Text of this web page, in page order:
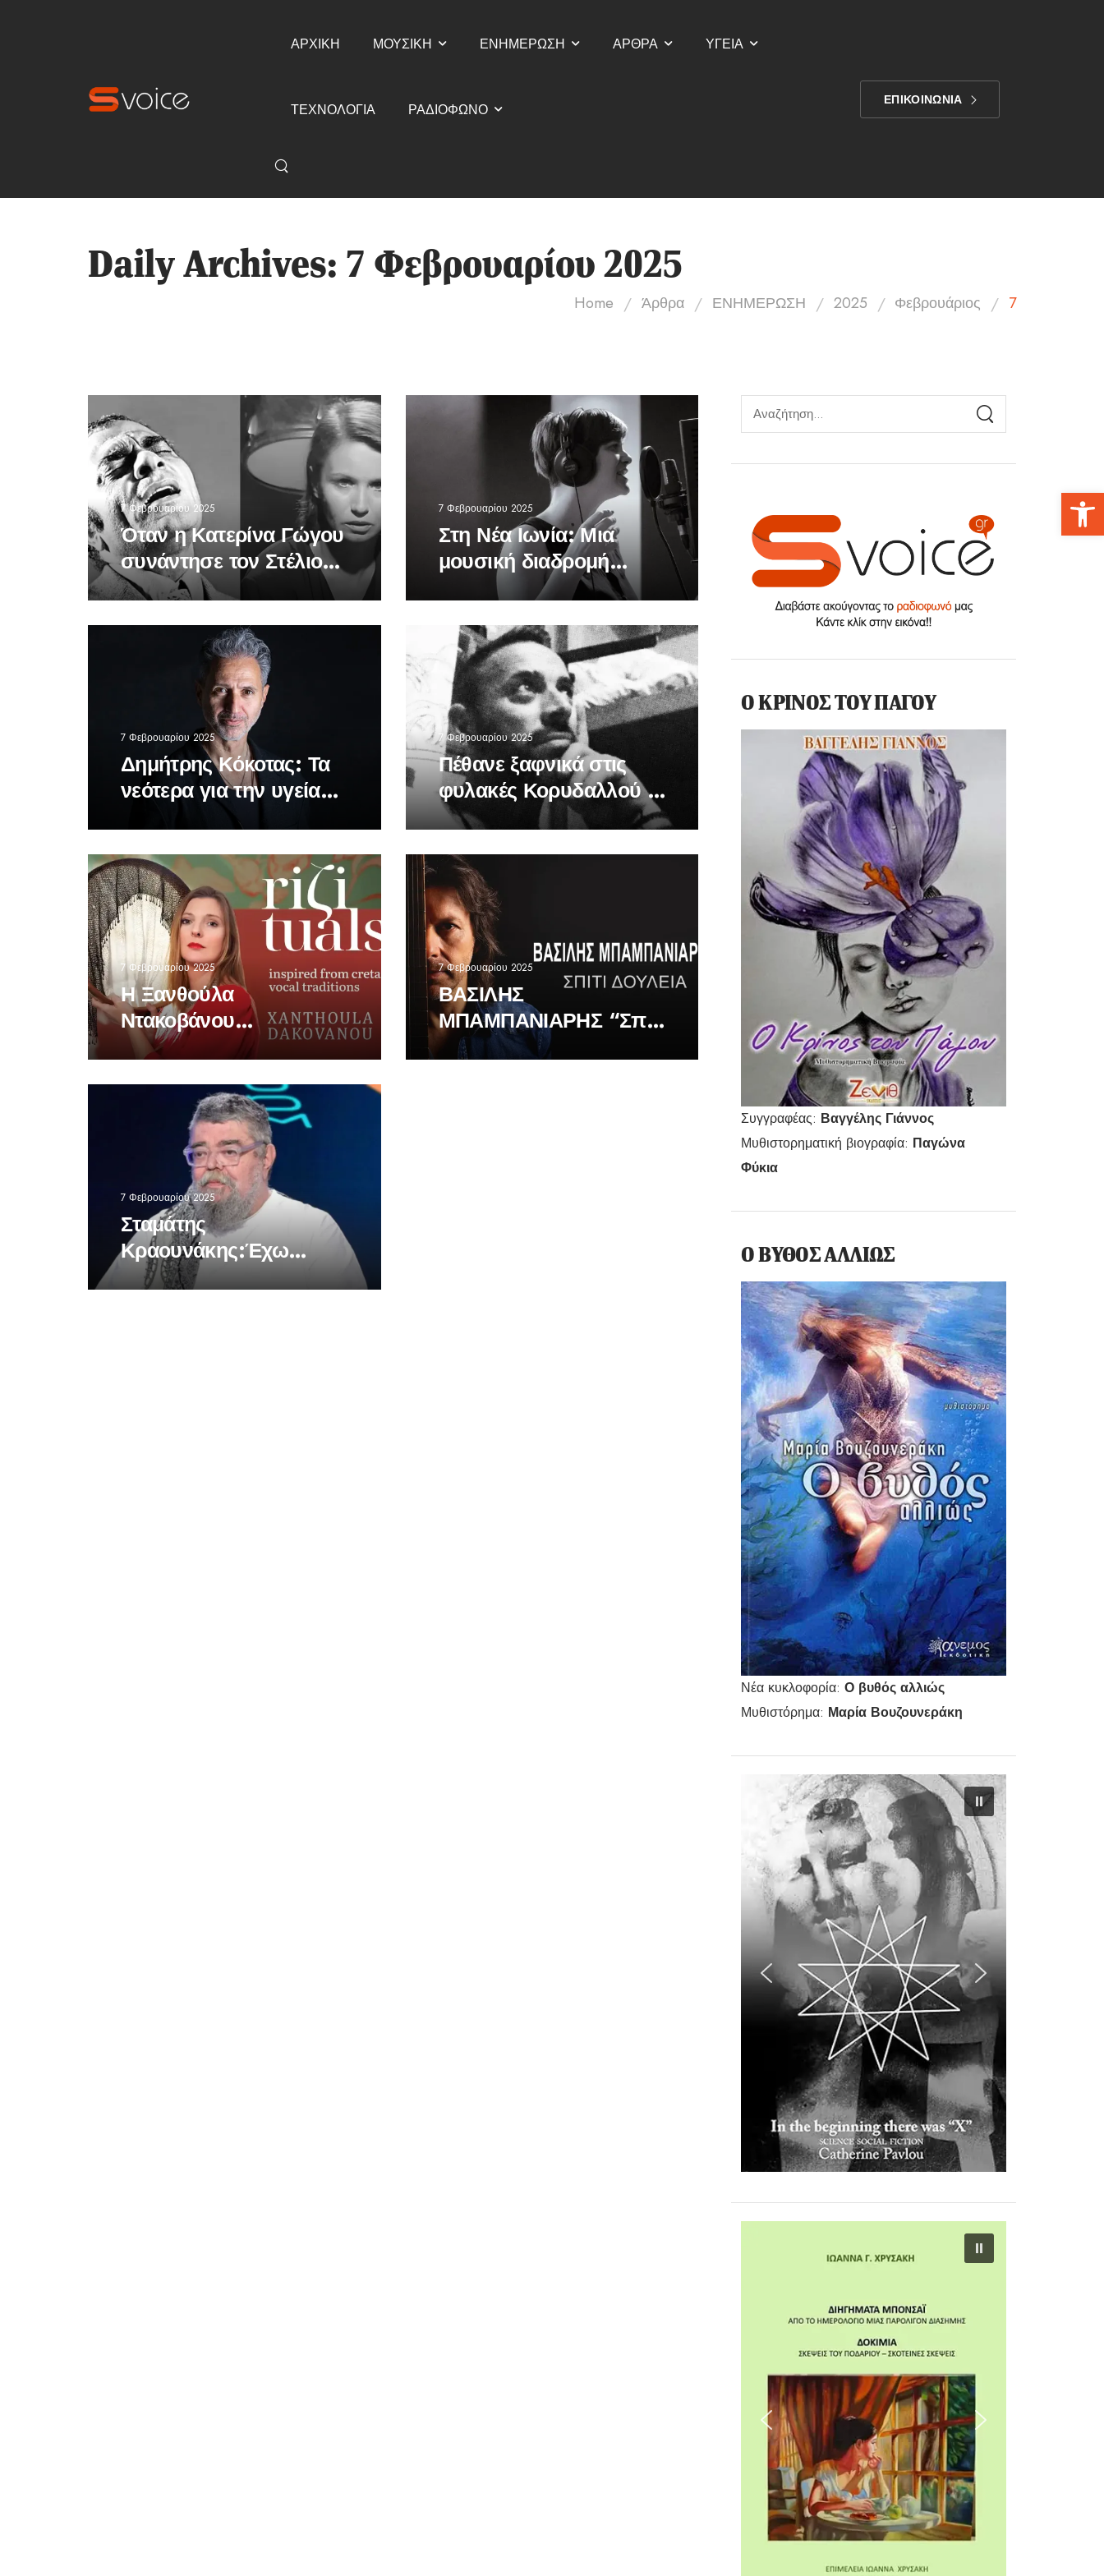
ΑΡΧΙΚΗ ΜΟΥΣΙΚΗ ΕΝΗΜΕΡΩΣΗ ΑΡΘΡΑ ΥΓΕΙΑ
ΤΕΧΝΟΛΟΓΙΑ ΡΑΔΙΟΦΩΝΟ
ΕΠΙΚΟΙΝΩΝΙΑ
Daily Archives: 7 Φεβρουαρίου 2025
Home / Άρθρα / ΕΝΗΜΕΡΩΣΗ / 2025 / Φεβρουάριος / 7
Ο ΚΡΙΝΟΣ ΤΟΥ ΠΑΓΟΥ
Συγγραφέας: Βαγγέλης Γιάννος
Μυθιστορηματική βιογραφία: Παγώνα
Φύκια
Ο ΒΥΘΟΣ ΑΛΛΙΩΣ
Νέα κυκλοφορία:Ο βυθός αλλιώς
Μυθιστόρημα: Μαρία Βουζουνεράκη
7 Φεβρουαρίου 2025
Όταν η Κατερίνα Γώγου
συνάντησε τον Στέλιο
Καζαντζίδη
7 Φεβρουαρίου 2025
Στη Νέα Ιωνία: Μια
μουσική διαδρομή
γεμάτη συναισθήματα
7 Φεβρουαρίου 2025
Δημήτρης Κόκοτας: Τα
νεότερα για την υγεία
του τραγουδιστή
7 Φεβρουαρίου 2025
Πέθανε ξαφνικά στις
φυλακές Κορυδαλλού ο
Βασίλης Δημάκης
7 Φεβρουαρίου 2025
Η Ξανθούλα
Ντακοβάνου
παρουσιάζει το
7 Φεβρουαρίου 2025
ΒΑΣΙΛΗΣ
ΜΠΑΜΠΑΝΙΑΡΗΣ “Σπίτι
Δουλειά”
7 Φεβρουαρίου 2025
Σταμάτης
Κραουνάκης:Έχω
βγάλει χρήματα, αλλά